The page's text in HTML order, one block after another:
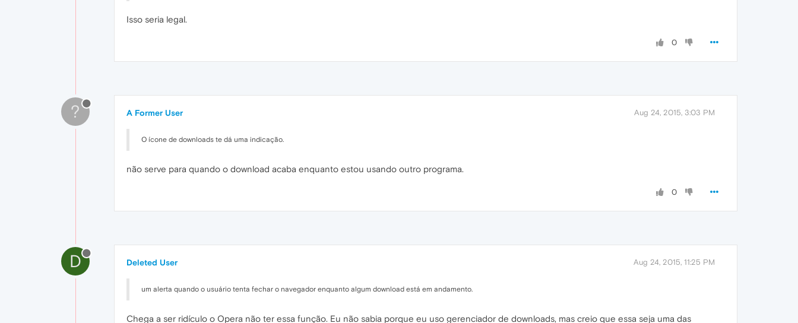
Isso seria legal.
0
? A Former User Aug 24, 2015, 3:03 PM
O ícone de downloads te dá uma indicação.
não serve para quando o download acaba enquanto estou usando outro programa.
0
D Deleted User Aug 24, 2015, 11:25 PM
um alerta quando o usuário tenta fechar o navegador enquanto algum download está em andamento.
Chega a ser ridículo o Opera não ter essa função. Eu não sabia porque eu uso gerenciador de downloads, mas creio que essa seja uma das